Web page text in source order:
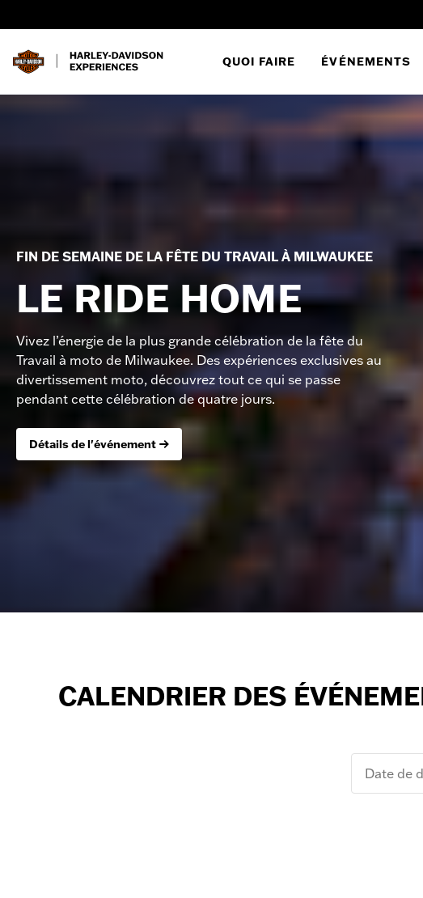
QUOI FAIRE ÉVÉNEMENTS
FIN DE SEMAINE DE LA FÊTE DU TRAVAIL À MILWAUKEE
LE RIDE HOME
Vivez l’énergie de la plus grande célébration de la fête du
Travail à moto de Milwaukee. Des expériences exclusives au
divertissement moto, découvrez tout ce qui se passe
pendant cette célébration de quatre jours.
Détails de l'événement
CALENDRIER DES
Date de